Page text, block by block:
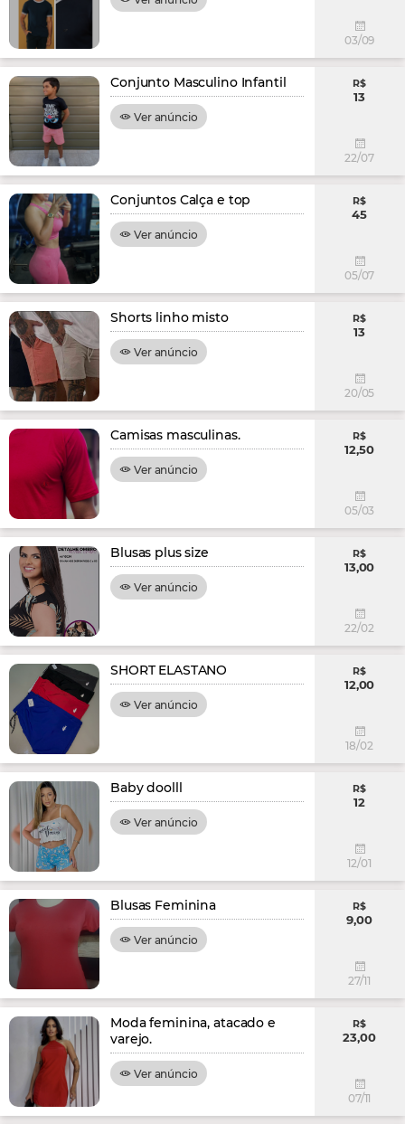
03/09
Conjunto Masculino Infantil
Ver anúncio
R$
13
22/07
Conjuntos Calça e top
Ver anúncio
R$
45
05/07
Shorts linho misto
Ver anúncio
R$
13
20/05
Camisas masculinas.
Ver anúncio
R$
12,50
05/03
Blusas plus size
Ver anúncio
R$
13,00
22/02
SHORT ELASTANO
Ver anúncio
R$
12,00
18/02
Baby doolll
Ver anúncio
R$
12
12/01
Blusas Feminina
Ver anúncio
R$
9,00
27/11
Moda feminina, atacado e
varejo.
Ver anúncio
R$
23,00
07/11